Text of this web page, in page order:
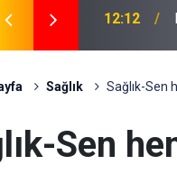
12:12
Sağlık Sağlık-Sen
Sen